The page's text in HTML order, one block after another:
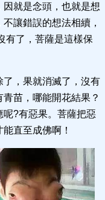
就是念頭，也就是想
讓錯誤的想法相續，
有了，菩薩是這樣保
，果就消滅了，沒有
苗，哪能開花結果？
?有惡果。菩薩把惡
直至成佛啊！